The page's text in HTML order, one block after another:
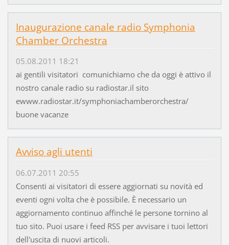
Inaugurazione canale radio Symphonia
Chamber Orchestra
05.08.2011 18:21
ai gentili visitatori comunichiamo che da oggi è attivo il
nostro canale radio su radiostar.il sito
ewww.radiostar.it/symphoniachamberorchestra/
buone vacanze
Avviso agli utenti
06.07.2011 20:55
Consenti ai visitatori di essere aggiornati su novità ed
eventi ogni volta che è possibile. È necessario un
aggiornamento continuo affinché le persone tornino al
tuo sito. Puoi usare i feed RSS per avvisare i tuoi lettori
dell'uscita di nuovi articoli.